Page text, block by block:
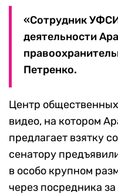
«Сотрудник
деятельности
Петренко.
Центр
видео, на котором
предлагает взятку
сенатору
в особо крупном
через посредника